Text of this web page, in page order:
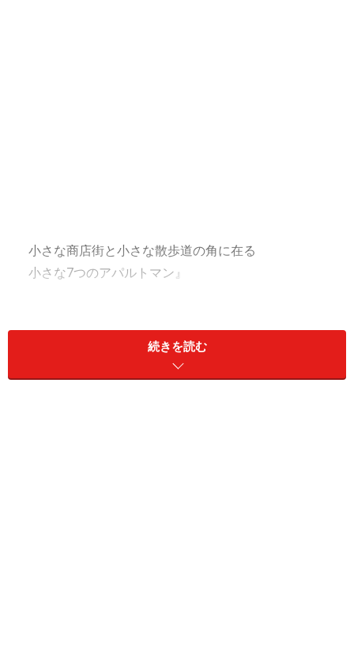
小さな商店街と小さな散歩道の角に在る
小さな7つのアパルトマン』
物件名は『nana』。フランス語で女の子という意味。物件
続きを読む